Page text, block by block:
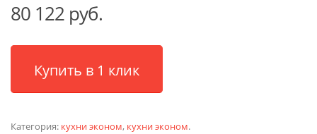
80 122 руб.
Купить в 1 клик
Категория: кухни эконом, кухни эконом.